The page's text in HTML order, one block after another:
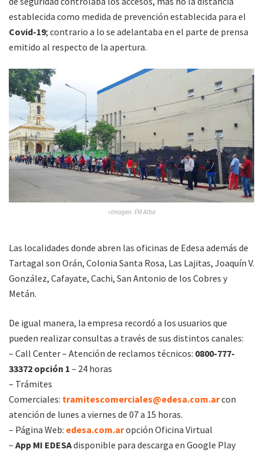
establecida como medida de prevención establecida para el
Covid-19; contrario a lo se adelantaba en el parte de prensa
emitido al respecto de la apertura.
»Imagen: FM Alba
Las localidades donde abren las oficinas de Edesa además de
Tartagal son Orán, Colonia Santa Rosa, Las Lajitas, Joaquín V.
González, Cafayate, Cachi, San Antonio de los Cobres y
Metán.
De igual manera, la empresa recordó a los usuarios que
pueden realizar consultas a través de sus distintos canales:
– Call Center – Atención de reclamos técnicos: 0800-777-
33372 opción 1 – 24 horas
– Trámites
Comerciales: tramitescomerciales@edesa.com.arcon
atención de lunes a viernes de 07 a 15 horas.
– Página Web: edesa.com.aropción Oficina Virtual
– App MI EDESAdisponible para descarga en Google Play